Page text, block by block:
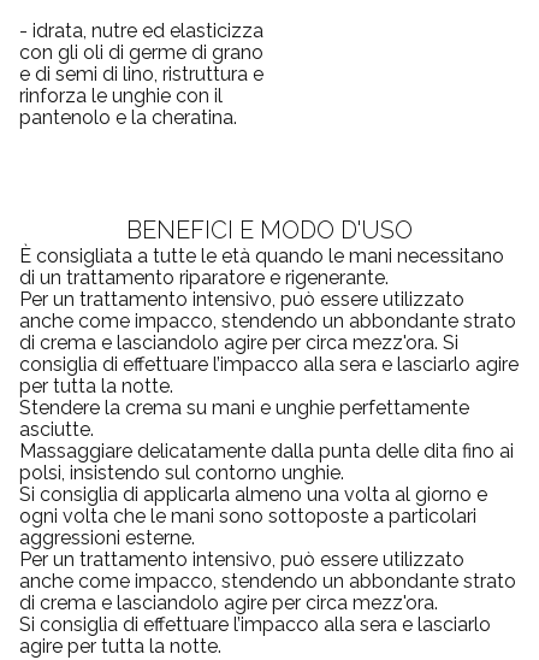
- idrata, nutre ed elasticizza
con gli oli di germe di grano
e di semi di lino, ristruttura e
rinforza le unghie con il
pantenolo e la cheratina.
BENEFICI E MODO D'USO
È consigliata a tutte le età quando le mani necessitano
di un trattamento riparatore e rigenerante.
Per un trattamento intensivo, può essere utilizzato
anche come impacco, stendendo un abbondante strato
di crema e lasciandolo agire per circa mezz'ora. Si
consiglia di effettuare l’impacco alla sera e lasciarlo agire
per tutta la notte.
Stendere la crema su mani e unghie perfettamente
asciutte.
Massaggiare delicatamente dalla punta delle dita fino ai
polsi, insistendo sul contorno unghie.
Si consiglia di applicarla almeno una volta al giorno e
ogni volta che le mani sono sottoposte a particolari
aggressioni esterne.
Per un trattamento intensivo, può essere utilizzato
anche come impacco, stendendo un abbondante strato
di crema e lasciandolo agire per circa mezz'ora.
Si consiglia di effettuare l’impacco alla sera e lasciarlo
agire per tutta la notte.